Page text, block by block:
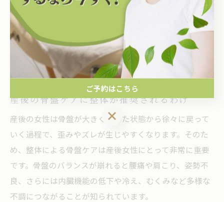
若々しさを長く保ちたい方におすすめです。
産後ケアに整体が選ばれる理由とは
産後の骨盤ケアに整体が推奨されるわけ
産後の女性は骨盤が大きく開いた状態から徐々に戻って
いく過程で、歪みやズレが生じやすくなります。そのた
め、整体による骨盤ケアは産後女性にとって非常に重要
です。骨盤のバランスが崩れると腰痛や肩こり、姿勢不
良、さらには内臓機能の低下や冷え、むくみなど多様な
不調につながることが知られています。
ご予約はこちら
ご予約はこちら